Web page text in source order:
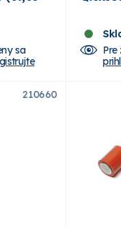
sa
Pre
210660